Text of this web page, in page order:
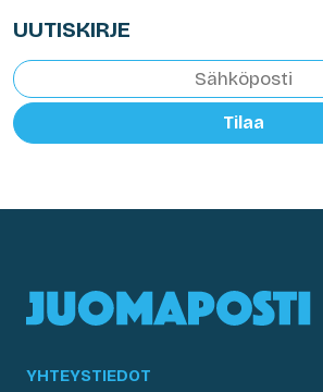
UUTISKIRJE
Tilaa
YHTEYSTIEDOT